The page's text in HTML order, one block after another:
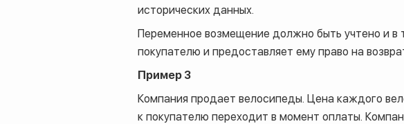
исторических данных.
Переменное возмещение должно быть учтено и в
покупателю и предоставляет ему право на
Пример 3
Компания продает велосипеды. Цена каждого
к покупателю переходит в момент оплаты.